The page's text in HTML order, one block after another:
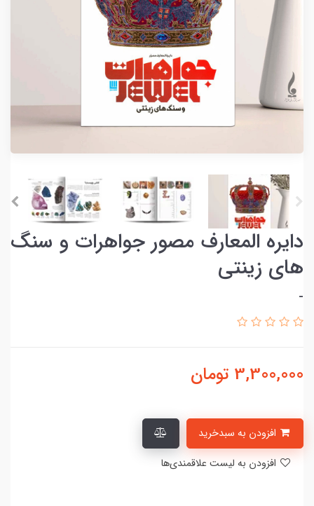
دایره المعارف مصور جواهرات و سنگ
های زینتی
-
3,300,000 تومان